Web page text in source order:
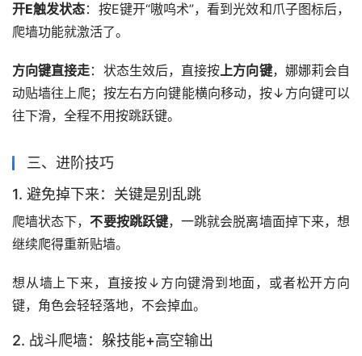
开E触发状态：按E键开“嗷呜术”，看到光效和爪子图标后，
爬墙功能就激活了。
方向键直接走：状态生效后，直接按上方向键，娜娜莉会自
动贴墙往上爬；按左右方向键能横向移动，按↓方向键可以
往下滑，全程不用按跳跃键。
三、进阶技巧
1. 避免掉下来：关键是别乱跳
爬墙状态下，不要按跳跃键，一跳就会脱离墙面掉下来，想
继续爬得重新贴墙。
想从墙上下来，直接按↓方向键滑到地面，或者松开方向
键，角色会轻轻落地，不会掉血。
2. 战斗爬墙：躲技能+高空输出